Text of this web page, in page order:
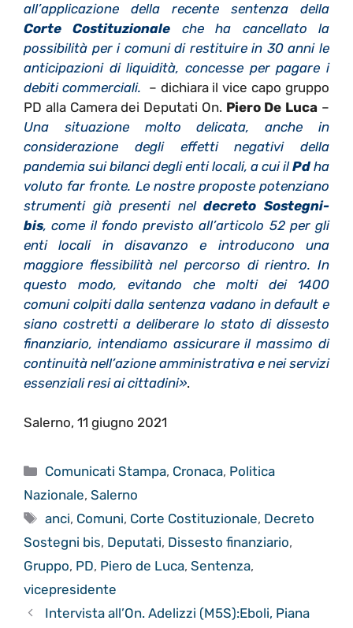
all’applicazione della recente sentenza della
Corte Costituzionale che ha cancellato la
possibilità per i comuni di restituire in 30 anni le
anticipazioni di liquidità, concesse per pagare i
debiti commerciali. – dichiara il vice capo gruppo
PD alla Camera dei Deputati On. Piero De Luca –
Una situazione molto delicata, anche in
considerazione degli effetti negativi della
pandemia sui bilanci degli enti locali, a cui ilPd ha
voluto far fronte. Le nostre proposte potenziano
strumenti già presenti neldecreto Sostegni-
bis, come il fondo previsto all’articolo 52 per gli
enti locali in disavanzo e introducono una
maggiore flessibilità nel percorso di rientro. In
questo modo, evitando che molti dei 1400
comuni colpiti dalla sentenza vadano in default e
siano costretti a deliberare lo stato di dissesto
finanziario, intendiamo assicurare il massimo di
continuità nell’azione amministrativa e nei servizi
essenziali resi ai cittadini».
Salerno, 11 giugno 2021
Categorie
Comunicati Stampa, Cronaca, Politica
Nazionale, Salerno
Tag
anci, Comuni, Corte Costituzionale, Decreto
Sostegni bis, Deputati, Dissesto finanziario,
Gruppo, PD, Piero de Luca, Sentenza,
vicepresidente
Intervista all’On. Adelizzi (M5S):Eboli, Piana